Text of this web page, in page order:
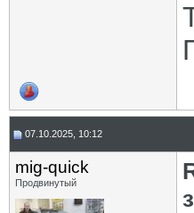
07.10.2025, 10:12
mig-quick
Продвинутый